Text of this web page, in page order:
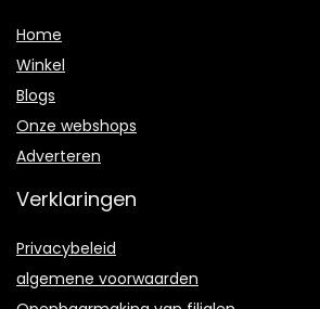
Home
Winkel
Blogs
Onze webshops
Adverteren
Verklaringen
Privacybeleid
algemene voorwaarden